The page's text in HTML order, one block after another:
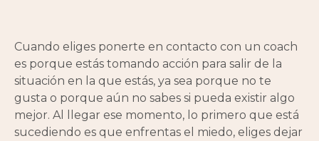
Cuando eliges ponerte en contacto con un coach
es porque estás tomando acción para salir de la
situación en la que estás, ya sea porque no te
gusta o porque aún no sabes si pueda existir algo
mejor. Al llegar ese momento, lo primero que está
sucediendo es que enfrentas el miedo, eliges dejar